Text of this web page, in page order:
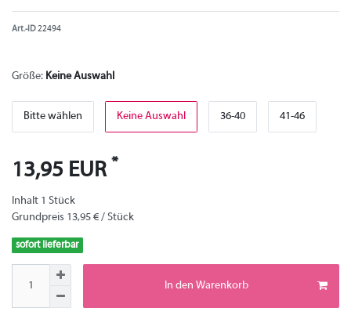
Art.-ID22494
Größe: Keine Auswahl
Bitte wählen Keine Auswahl 36-40 41-46
13,95 EUR *
Inhalt 1 Stück
Grundpreis 13,95 € / Stück
sofort lieferbar
In den Warenkorb